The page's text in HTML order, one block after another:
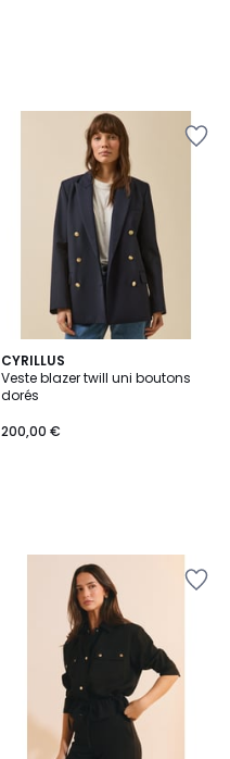
CYRILLUS
Veste blazer twill uni boutons
dorés
200,00 €